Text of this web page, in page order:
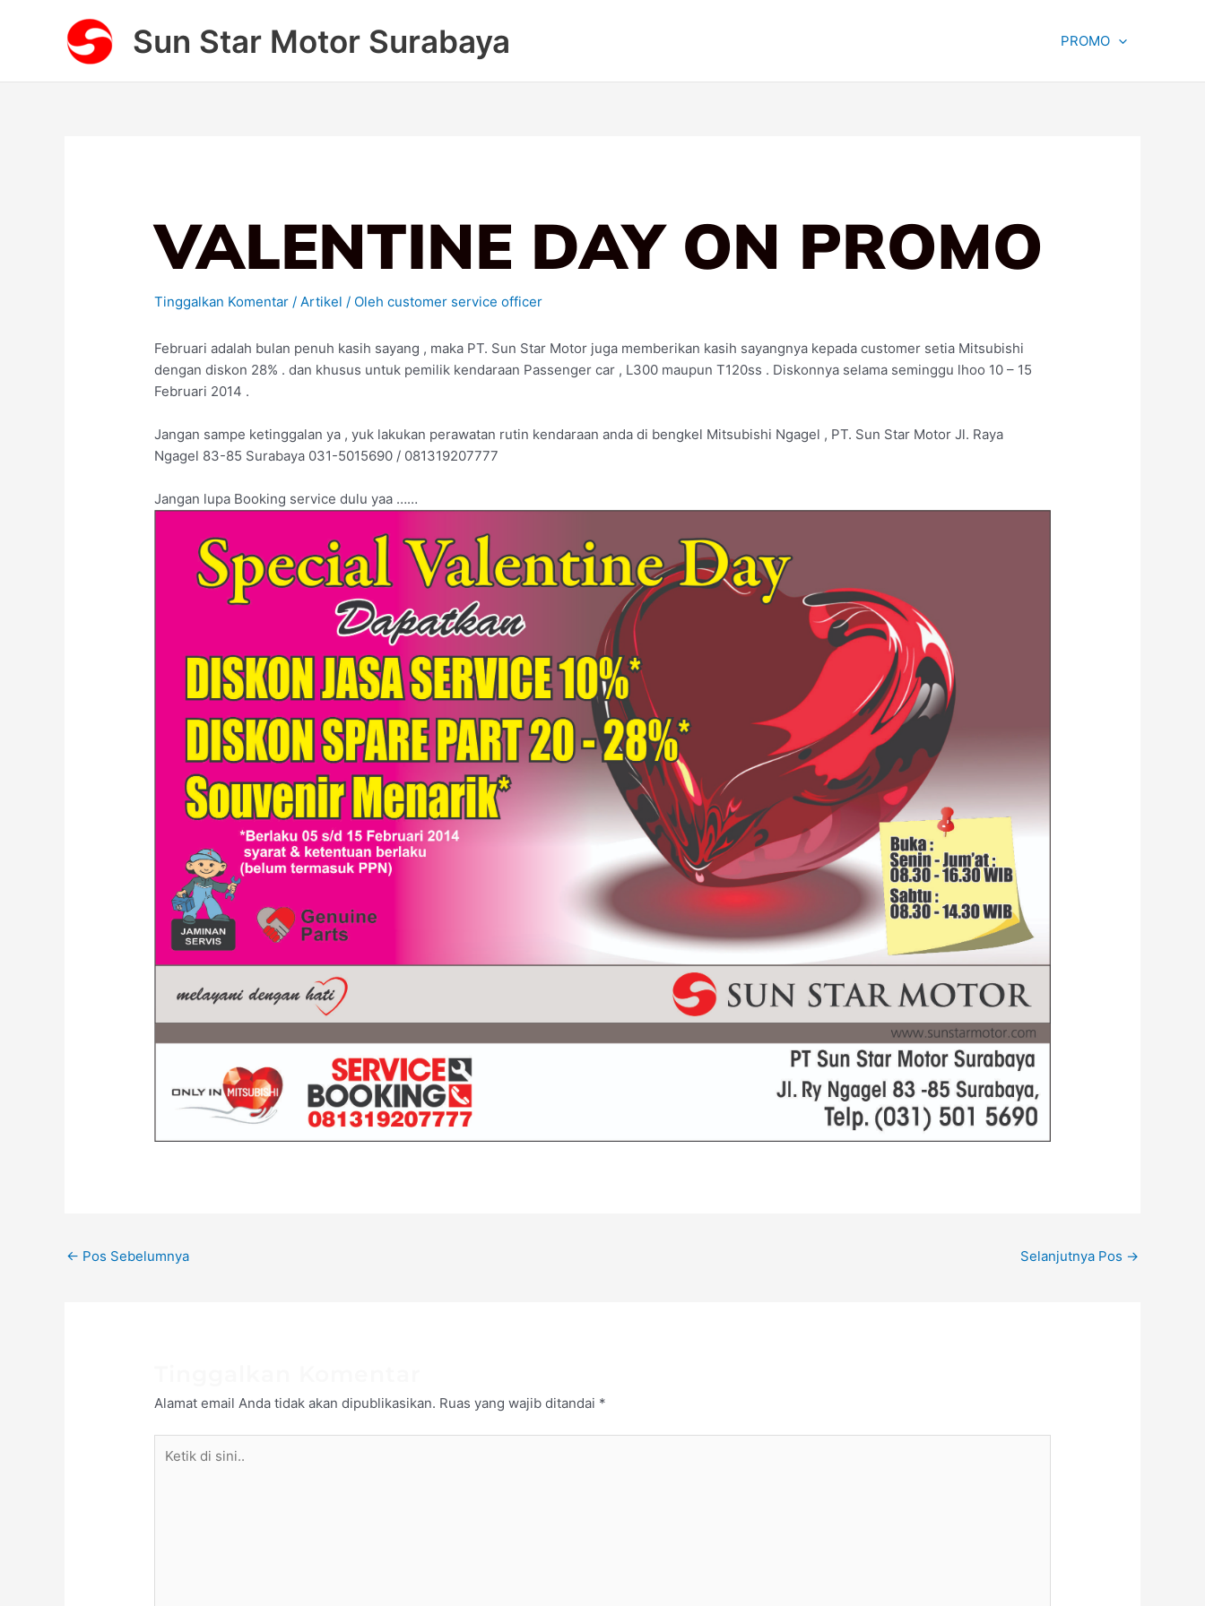
Sun Star Motor Surabaya PROMO
VALENTINE DAY ON PROMO
Tinggalkan Komentar /Artikel / Olehcustomer service officer
Februari adalah bulan penuh kasih sayang , maka PT. Sun Star Motor juga memberikan kasih sayangnya kepada customer setia Mitsubishi
dengan diskon 28% . dan khusus untuk pemilik kendaraan Passenger car , L300 maupun T120ss . Diskonnya selama seminggu lhoo 10 – 15
Februari 2014 .
Jangan sampe ketinggalan ya , yuk lakukan perawatan rutin kendaraan anda di bengkel Mitsubishi Ngagel , PT. Sun Star Motor Jl. Raya
Ngagel 83-85 Surabaya 031-5015690 / 081319207777
Jangan lupa Booking service dulu yaa ……
← Pos Sebelumnya Selanjutnya Pos →
Alamat email Anda tidak akan dipublikasikan. Ruas yang wajib ditandai *